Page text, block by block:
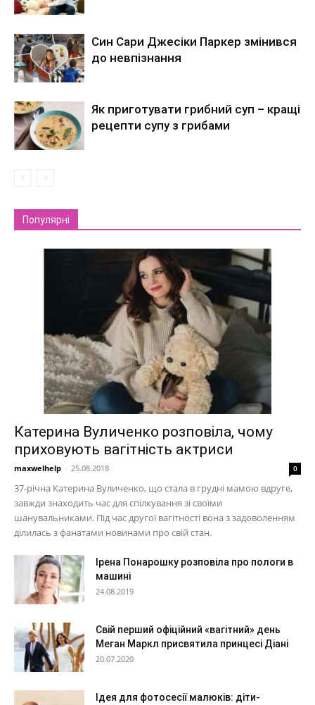
Син Сари Джесіки Паркер змінився
до невпізнання
Як приготувати грибний суп – кращі
рецепти супу з грибами
Популярні
Катерина Вуличенко розповіла, чому
приховують вагітність актриси
maxwelhelp - 25.08.2018 0
37-річна Катерина Вуличенко, що стала в грудні мамою вдруге,
завжди знаходить час для спілкування зі своїми
шанувальниками. Під час другої вагітності вона з задоволенням
ділилась з фанатами новинами про свій стан.
Ірена Понарошку розповіла про пологи в
машині
24.08.2019
Свій перший офіційний «вагітний» день
Меган Маркл присвятила принцесі Діані
20.07.2020
Ідея для фотосесії малюків: діти-